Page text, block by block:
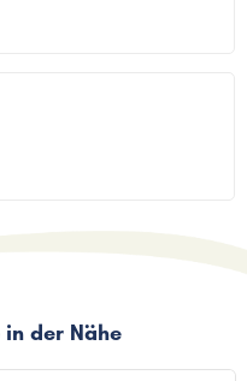
der Nähe